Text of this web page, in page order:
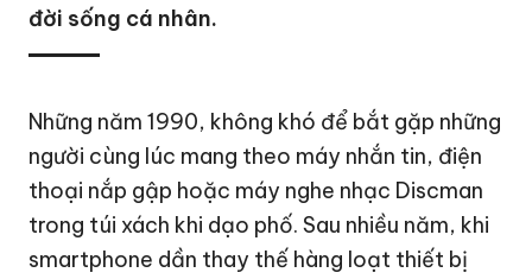
đời sống cá nhân.
Những năm 1990, không khó để bắt gặp những
người cùng lúc mang theo máy nhắn tin, điện
thoại nắp gập hoặc máy nghe nhạc Discman
trong túi xách khi dạo phố. Sau nhiều năm, khi
smartphone dần thay thế hàng loạt thiết bị